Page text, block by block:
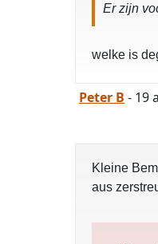
Er zijn
welke is
Peter B - 19
Kleine
aus